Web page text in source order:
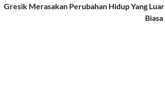
Gresik Merasakan Perubahan Hidup Yang Luar
Biasa